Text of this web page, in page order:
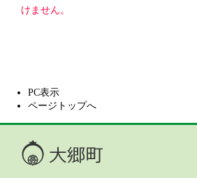
けません。
PC表示
ページトップへ